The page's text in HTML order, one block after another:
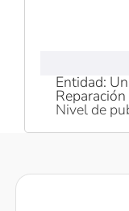
Entidad:
Nivel de